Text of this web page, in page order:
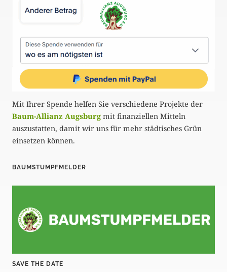
Mit Ihrer Spende helfen Sie verschiedene Projekte der
Baum-Allianz Augsburg mit finanziellen Mitteln
auszustatten, damit wir uns für mehr städtisches Grün
einsetzen können.
BAUMSTUMPFMELDER
SAVE THE DATE